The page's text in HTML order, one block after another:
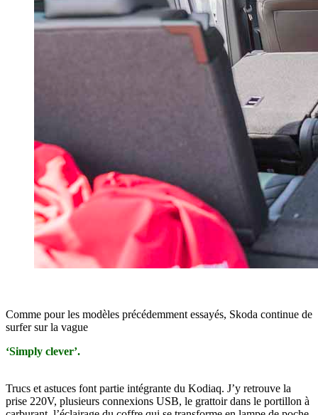
Comme pour les modèles précédemment essayés, Skoda continue de
surfer sur la vague
‘Simply clever’.
Trucs et astuces font partie intégrante du Kodiaq. J’y retrouve la
prise 220V, plusieurs connexions USB, le grattoir dans le portillon à